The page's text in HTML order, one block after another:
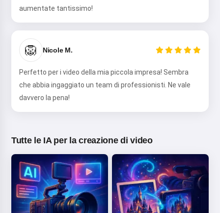
aumentate tantissimo!
🦁 Nicole M.
Perfetto per i video della mia piccola impresa! Sembra
che abbia ingaggiato un team di professionisti. Ne vale
davvero la pena!
Tutte le IA per la creazione di video